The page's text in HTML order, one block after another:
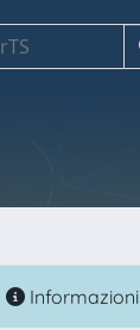
Informazioni